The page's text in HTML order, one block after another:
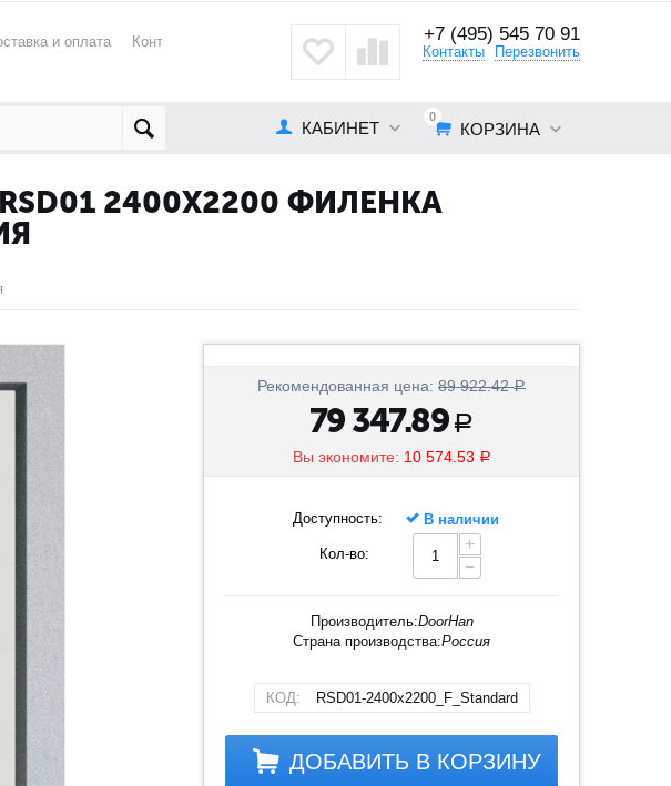
и оплата Контакты +7 (495) 545 70 91
Контакты Перезвонить
0
КОРЗИНА
КАБИНЕТ
2400X2200 ФИЛЕНКА
Рекомендованная цена: 89 922.42 Р
79 347.89 Р
Вы экономите: 10 574.53 Р
Доступность: В наличии
Кол-во:
+
−
Производитель:DoorHan
Страна производства:Россия
КОД: RSD01-2400х2200_F_Standard
ДОБАВИТЬ В КОРЗИНУ